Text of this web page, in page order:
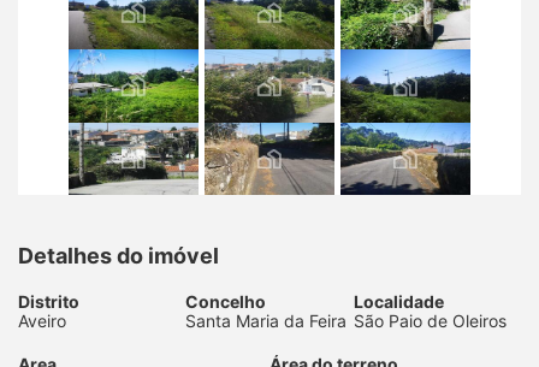
Detalhes do imóvel
Distrito
Aveiro
Concelho
Santa Maria da Feira
Localidade
São Paio de Oleiros